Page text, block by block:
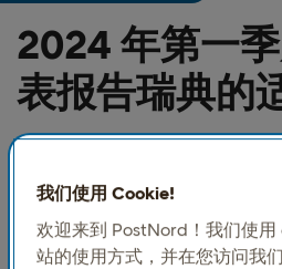
2024 年第一
表报告瑞典的
反映在电子商务中。虽然
的，但只达到 1% 的适度
明确；行业发展差异很大
我们使用 Cookie!
欢迎来到 PostNord！我们使
站的使用方式，并在您访问我